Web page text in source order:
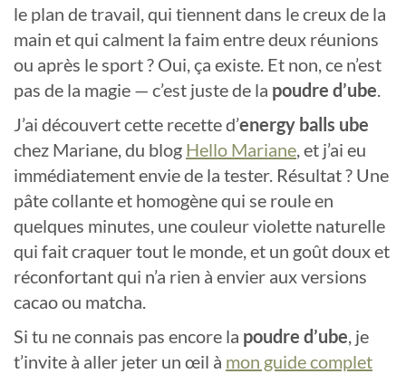
le plan de travail, qui tiennent dans le creux de la
main et qui calment la faim entre deux réunions
ou après le sport ? Oui, ça existe. Et non, ce n’est
pas de la magie — c’est juste de la poudre d’ube
J’ai découvert cette recette d’energy balls ube
chez Mariane, du blog Hello Mariane , et j’ai eu
immédiatement envie de la tester. Résultat ? Une
pâte collante et homogène qui se roule en
quelques minutes, une couleur violette naturelle
qui fait craquer tout le monde, et un goût doux et
réconfortant qui n’a rien à envier aux versions
cacao ou matcha.
Si tu ne connais pas encore la poudre d’ube , je
t’invite à aller jeter un œil à mon guide complet